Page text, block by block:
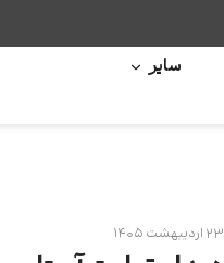
سایر
۲۳ اردیبهشت ۱۴۰۵